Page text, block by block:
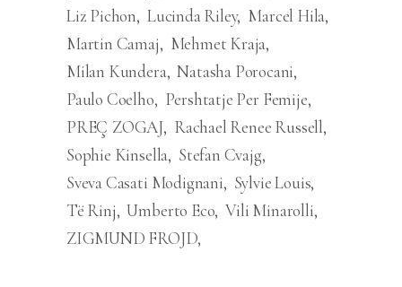
Liz Pichon Lucinda Riley Marcel Hila
Martin Camaj
Mehmet Kraja
Milan Kundera Natasha Porocani
Paulo Coelho
Pershtatje Per Femije
PREÇ ZOGAJ
Rachael Renee Russell
Sophie Kinsella Stefan Cvajg
Sveva Casati Modignani
Sylvie Louis
Të Rinj Umberto Eco Vili Minarolli
ZIGMUND FROJD